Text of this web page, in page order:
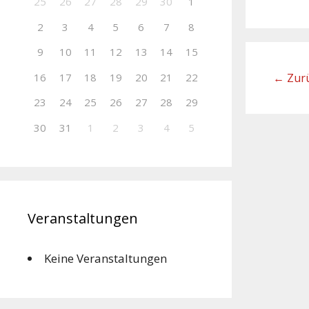
←
2
3 4 5 6 7
8
9
10 11 12 13 14
15
16
17 18 19 20 21
22
23
24 25 26 27 28
29
30
31 1 2 3 4 5
Veranstaltungen
Keine Veranstaltungen